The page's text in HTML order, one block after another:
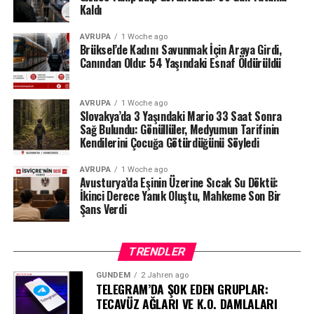
Milyonlarca liralık para transferleri ve şoförün iddiaları
üzerinden derinleşen soruşturmada gözler, yargı
makamlarının atacağı bir sonraki adıma çevrilmiş
durumda.#ahbap #sondakika
Kaldı
AVRUPA 1 Woche ago
Brüksel’de Kadını Savunmak İçin Araya Girdi,
Canından Oldu: 54 Yaşındaki Esnaf Öldürüldü
AVRUPA 1 Woche ago
Slovakya’da 3 Yaşındaki Mario 33 Saat Sonra
Sağ Bulundu: Gönüllüler, Medyumun Tarifinin
Kendilerini Çocuğa Götürdüğünü Söyledi
AVRUPA 1 Woche ago
Avusturya’da Eşinin Üzerine Sıcak Su Döktü:
İkinci Derece Yanık Oluştu, Mahkeme Son Bir
Şans Verdi
TRENDLER
GÜNDEM 2 Jahren ago
TELEGRAM’DA ŞOK EDEN GRUPLAR:
TECAVÜZ AĞLARI VE K.O. DAMLALARI